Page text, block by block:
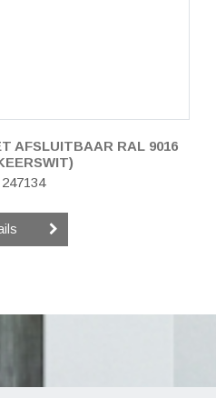
AFSLUITBAAR RAL 9016